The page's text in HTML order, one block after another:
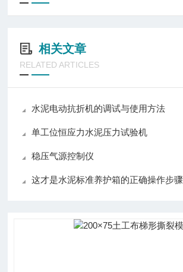
相关文章
RELATED ARTICLES
水泥电动抗折机的调试与使用方法
单工位恒应力水泥压力试验机
稳压气源控制仪
这才是水泥标准养护箱的正确操作步骤